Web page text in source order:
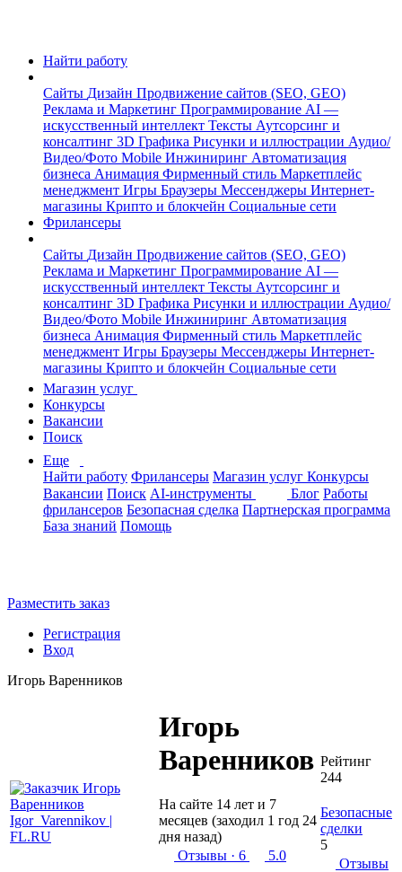
Найти работу
Сайты Дизайн Продвижение сайтов (SEO, GEO)
Реклама и Маркетинг Программирование AI —
искусственный интеллект Тексты Аутсорсинг и
консалтинг 3D Графика Рисунки и иллюстрации Аудио/
Видео/Фото Mobile Инжиниринг Автоматизация
бизнеса Анимация Фирменный стиль Маркетплейс
менеджмент Игры Браузеры Мессенджеры Интернет-
магазины Крипто и блокчейн Социальные сети
Фрилансеры
Сайты Дизайн Продвижение сайтов (SEO, GEO)
Реклама и Маркетинг Программирование AI —
искусственный интеллект Тексты Аутсорсинг и
консалтинг 3D Графика Рисунки и иллюстрации Аудио/
Видео/Фото Mobile Инжиниринг Автоматизация
бизнеса Анимация Фирменный стиль Маркетплейс
менеджмент Игры Браузеры Мессенджеры Интернет-
магазины Крипто и блокчейн Социальные сети
Магазин услуг
Конкурсы
Вакансии
Поиск
Еще
Найти работу Фрилансеры Магазин услуг Конкурсы
Вакансии Поиск AI-инструменты Блог Работы
фрилансеров Безопасная сделка Партнерская программа
База знаний Помощь
Разместить заказ
Регистрация
Вход
Игорь Варенников
Игорь
Варенников
На сайте 14 лет и 7
месяцев (заходил 1 год 24
дня назад)
Отзывы · 6 5.0
Рейтинг
244
Безопасные
сделки
5
Отзывы